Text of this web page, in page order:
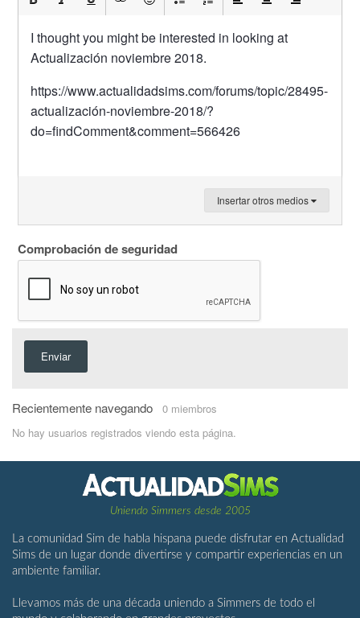
I thought you might be interested in looking at
Actualización noviembre 2018.
https://www.actualidadsims.com/forums/topic/28495-
actualización-noviembre-2018/?
do=findComment&comment=566426
Insertar otros medios
Comprobación de seguridad
Enviar
Recientemente navegando 0 miembros
No hay usuarios registrados viendo esta página.
Uniendo Simmers desde 2005
La comunidad Sim de habla hispana puede disfrutar en Actualidad
Sims de un lugar donde divertirse y compartir experiencias en un
ambiente familiar.
Llevamos más de una década uniendo a Simmers de todo el